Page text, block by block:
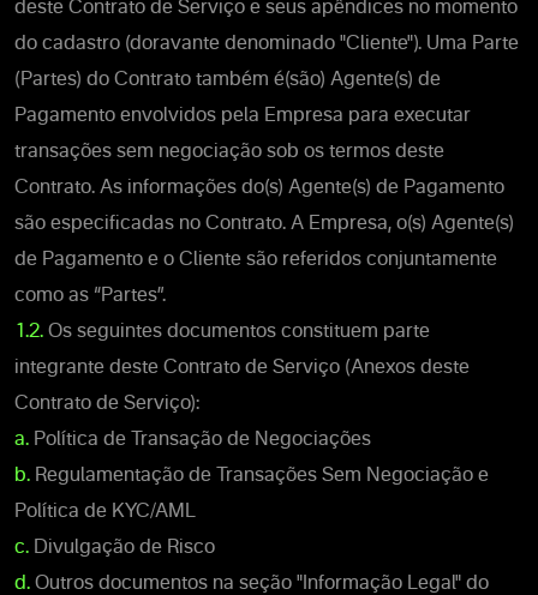
deste Contrato de Serviço e seus apêndices no momento
do cadastro (doravante denominado "Cliente"). Uma Parte
(Partes) do Contrato também é(são) Agente(s) de
Pagamento envolvidos pela Empresa para executar
transações sem negociação sob os termos deste
Contrato. As informações do(s) Agente(s) de Pagamento
são especificadas no Contrato. A Empresa, o(s) Agente(s)
de Pagamento e o Cliente são referidos conjuntamente
como as “Partes”.
1.2. Os seguintes documentos constituem parte
integrante deste Contrato de Serviço (Anexos deste
Contrato de Serviço):
a. Política de Transação de Negociações
b. Regulamentação de Transações Sem Negociação e
Política de KYC/AML
c. Divulgação de Risco
d. Outros documentos na seção "Informação Legal" do